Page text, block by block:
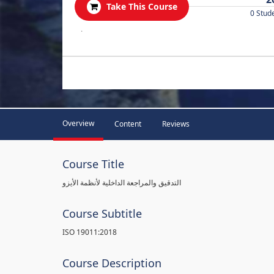
Take This Course
0
.
Overview Content Reviews
Course Title
التدقيق والمراجعة الداخلية لأنظمة الأيزو
Course Subtitle
ISO 19011:2018
Course Description